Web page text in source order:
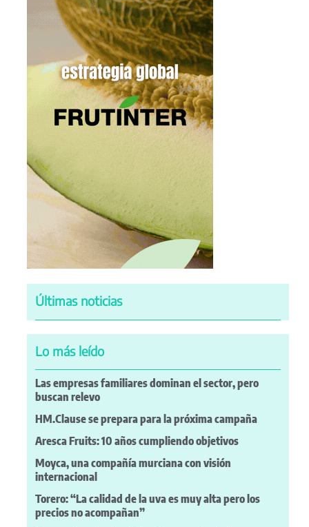
Últimas noticias
Lo más leído
Las empresas familiares dominan el sector, pero
buscan relevo
HM.Clause se prepara para la próxima campaña
Aresca Fruits: 10 años cumpliendo objetivos
Moyca, una compañía murciana con visión
internacional
Torero: “La calidad de la uva es muy alta pero los
precios no acompañan”